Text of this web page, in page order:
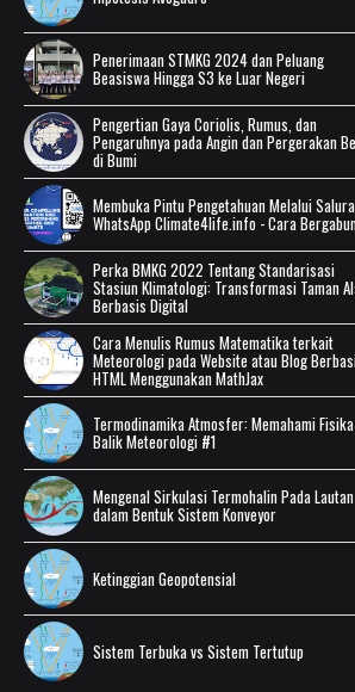
Penerimaan STMKG 2024 dan Peluang
Beasiswa Hingga S3 ke Luar Negeri
Pengertian Gaya Coriolis, Rumus, dan
Pengaruhnya pada Angin dan Pergerakan
di Bumi
Membuka Pintu Pengetahuan Melalui
WhatsApp Climate4life.info - Cara
Perka BMKG 2022 Tentang Standarisasi
Stasiun Klimatologi: Transformasi Taman
Berbasis Digital
Cara Menulis Rumus Matematika terkait
Meteorologi pada Website atau Blog
HTML Menggunakan MathJax
Termodinamika Atmosfer: Memahami
Balik Meteorologi #1
Mengenal Sirkulasi Termohalin Pada Lautan
dalam Bentuk Sistem Konveyor
Ketinggian Geopotensial
Sistem Terbuka vs Sistem Tertutup